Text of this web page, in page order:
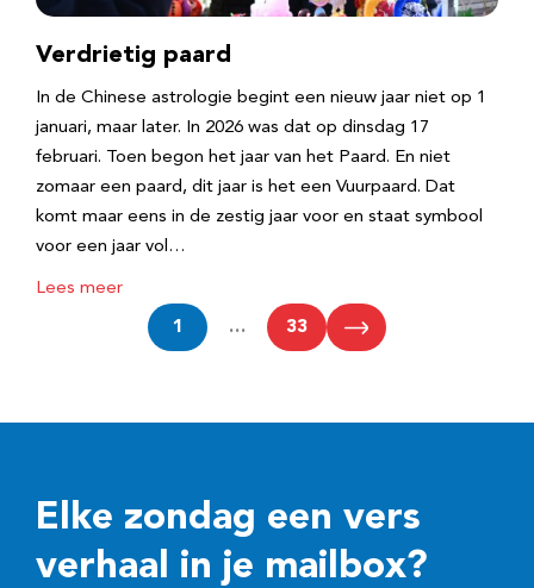
Verdrietig paard
In de Chinese astrologie begint een nieuw jaar niet op 1
januari, maar later. In 2026 was dat op dinsdag 17
februari. Toen begon het jaar van het Paard. En niet
zomaar een paard, dit jaar is het een Vuurpaard. Dat
komt maar eens in de zestig jaar voor en staat symbool
voor een jaar vol…
Lees meer
1 … 33
Elke zondag een vers
verhaal in je mailbox?